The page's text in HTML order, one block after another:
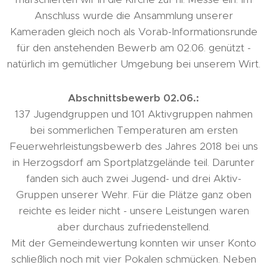
Anschluss wurde die Ansammlung unserer
Kameraden gleich noch als Vorab-Informationsrunde
für den anstehenden Bewerb am 02.06. genützt -
natürlich im gemütlicher Umgebung bei unserem Wirt.
Abschnittsbewerb 02.06.:
137 Jugendgruppen und 101 Aktivgruppen nahmen
bei sommerlichen Temperaturen am ersten
Feuerwehrleistungsbewerb des Jahres 2018 bei uns
in Herzogsdorf am Sportplatzgelände teil. Darunter
fanden sich auch zwei Jugend- und drei Aktiv-
Gruppen unserer Wehr. Für die Plätze ganz oben
reichte es leider nicht - unsere Leistungen waren
aber durchaus zufriedenstellend.
Mit der Gemeindewertung konnten wir unser Konto
schließlich noch mit vier Pokalen schmücken. Neben